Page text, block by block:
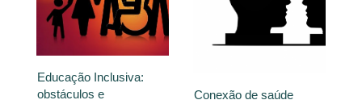
Educação Inclusiva:
obstáculos e
Conexão de saúde